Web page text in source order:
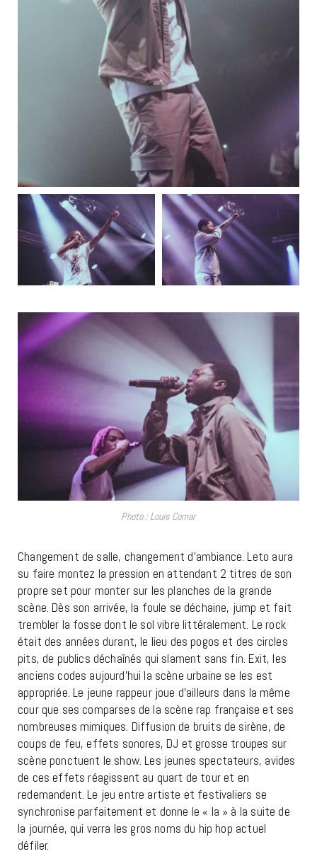
Photo : Louis Comar
Changement de salle, changement d’ambiance. Leto aura
su faire montez la pression en attendant 2 titres de son
propre set pour monter sur les planches de la grande
scène. Dès son arrivée, la foule se déchaine, jump et fait
trembler la fosse dont le sol vibre littéralement. Le rock
était des années durant, le lieu des pogos et des circles
pits, de publics déchaînés qui slament sans fin. Exit, les
anciens codes aujourd’hui la scène urbaine se les est
appropriée. Le jeune rappeur joue d’ailleurs dans la même
cour que ses comparses de la scène rap française et ses
nombreuses mimiques. Diffusion de bruits de sirène, de
coups de feu, effets sonores, DJ et grosse troupes sur
scène ponctuent le show. Les jeunes spectateurs, avides
de ces effets réagissent au quart de tour et en
redemandent. Le jeu entre artiste et festivaliers se
synchronise parfaitement et donne le « la » à la suite de
la journée, qui verra les gros noms du hip hop actuel
défiler.